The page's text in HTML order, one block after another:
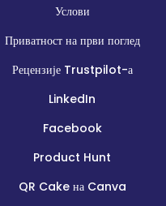
Услови
Приватност на први поглед
Рецензије Trustpilot-а
LinkedIn
Facebook
Product Hunt
QR Cake на Canva